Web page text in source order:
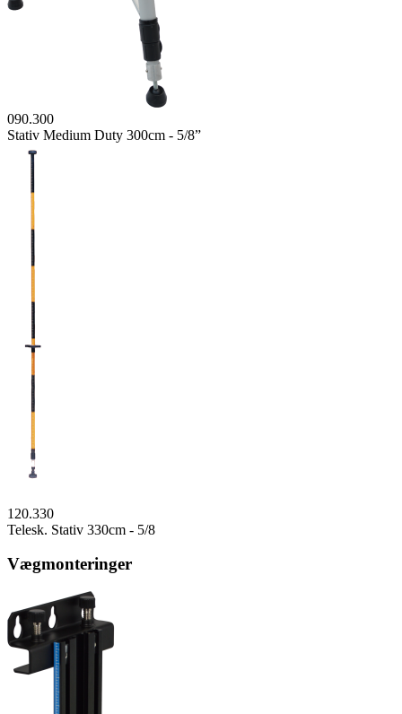
090.300
Stativ Medium Duty 300cm - 5/8”
120.330
Telesk. Stativ 330cm - 5/8
Vægmonteringer